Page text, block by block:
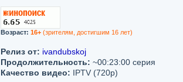
Возраст: 16+ (зрителям, достигшим 16 лет)
Релиз от: ivandubskoj
Продолжительность: ~00:23:00 серия
Качество видео: IPTV (720p)